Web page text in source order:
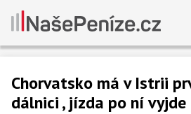
Chorvatsko má v Istrii
dálnici , jízda po ní